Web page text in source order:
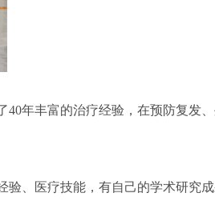
年丰富的治疗经验，在预防复发
验、医疗技能，有自己的学术研究